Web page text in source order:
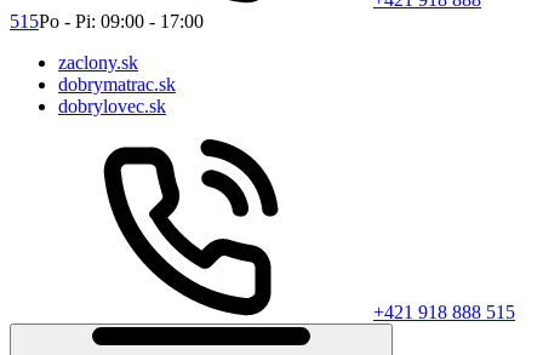
515Po - Pi: 09:00 - 17:00
zaclony.sk
dobrymatrac.sk
dobrylovec.sk
+421 918 888 515